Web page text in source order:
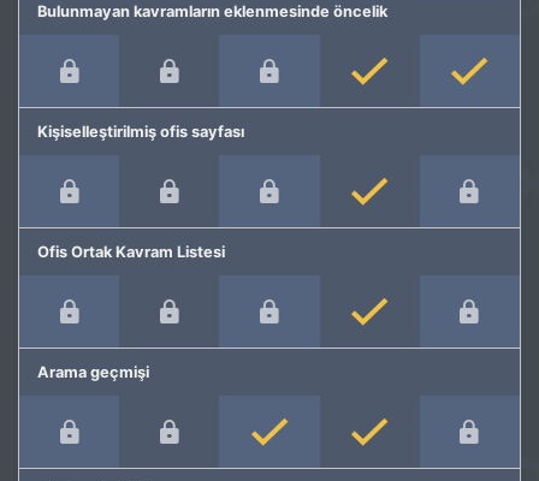
Bulunmayan kavramların eklenmesinde öncelik
Kişiselleştirilmiş ofis sayfası
Ofis Ortak Kavram Listesi
Arama geçmişi